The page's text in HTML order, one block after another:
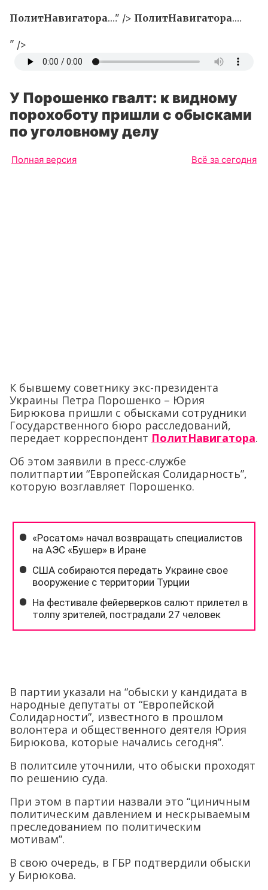
ПолитНавигатора.…" /> ПолитНавигатора.…
" />
У Порошенко гвалт: к видному
порохоботу пришли с обысками
по уголовному делу
Полная версия Всё за сегодня
К бывшему советнику экс-президента
Украины Петра Порошенко – Юрия
Бирюкова пришли с обысками сотрудники
Государственного бюро расследований,
передает корреспондент ПолитНавигатора.
Об этом заявили в пресс-службе
политпартии “Европейская Солидарность”,
которую возглавляет Порошенко.
В партии указали на “обыски у кандидата в
народные депутаты от “Европейской
Солидарности”, известного в прошлом
волонтера и общественного деятеля Юрия
Бирюкова, которые начались сегодня”.
В политсиле уточнили, что обыски проходят
по решению суда.
При этом в партии назвали это “циничным
политическим давлением и нескрываемым
преследованием по политическим
мотивам”.
В свою очередь, в ГБР подтвердили обыски
у Бирюкова.